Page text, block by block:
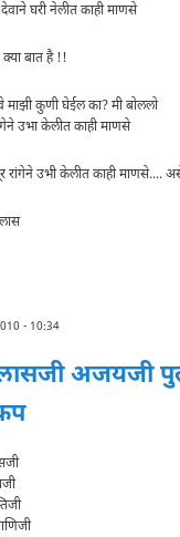
घरी नेलीत काही माणसे
क्या बात है !!
कुणी घेईल का? मी बोललो
उभा केलीत काही माणसे
रांगेने उभी केलीत काही माणसे....
- 10:34
अजयजी